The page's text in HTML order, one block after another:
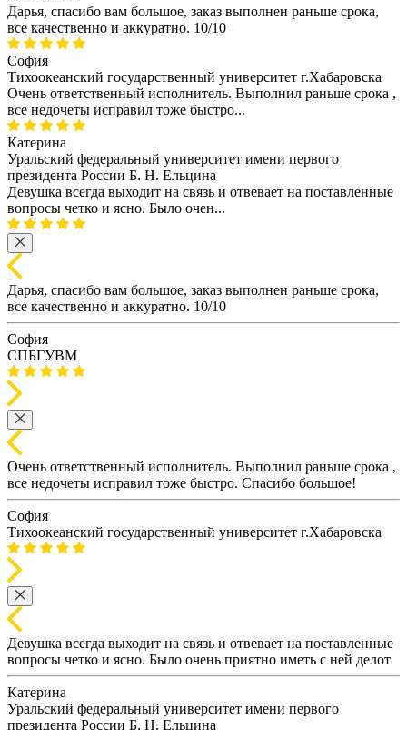
Дарья, спасибо вам большое, заказ выполнен раньше срока,
все качественно и аккуратно. 10/10
София
Тихоокеанский государственный университет г.Хабаровска
Очень ответственный исполнитель. Выполнил раньше срока ,
все недочеты исправил тоже быстро...
Катерина
Уральский федеральный университет имени первого
президента России Б. Н. Ельцина
Девушка всегда выходит на связь и отвевает на поставленные
вопросы четко и ясно. Было очен...
Дарья, спасибо вам большое, заказ выполнен раньше срока,
все качественно и аккуратно. 10/10
София
СПБГУВМ
Очень ответственный исполнитель. Выполнил раньше срока ,
все недочеты исправил тоже быстро. Спасибо большое!
София
Тихоокеанский государственный университет г.Хабаровска
Девушка всегда выходит на связь и отвевает на поставленные
вопросы четко и ясно. Было очень приятно иметь с ней делот
Катерина
Уральский федеральный университет имени первого
президента России Б. Н. Ельцина